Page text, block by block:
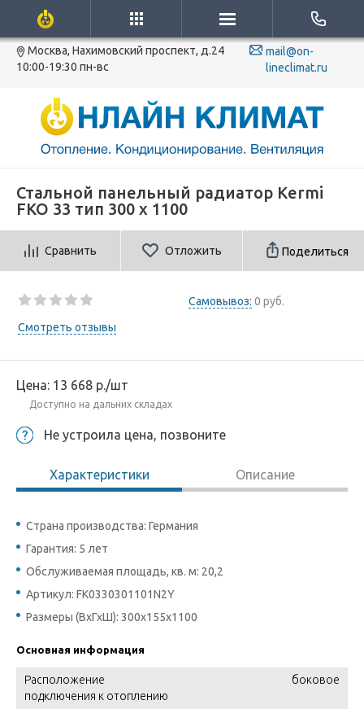
Москва, Нахимовский проспект, д.24
10:00-19:30 пн-вс
mail@on-
lineclimat.ru
Стальной панельный радиатор Kermi
FKO 33 тип 300 x 1100
Сравнить Отложить Поделиться
Самовывоз: 0 руб.
Смотреть отзывы
Цена: 13 668 р./шт
Доступно на дальних складах
Не устроила цена, позвоните
Характеристики Описание
Страна производства: Германия
Гарантия: 5 лет
Обслуживаемая площадь, кв. м: 20,2
Артикул: FK0330301101N2Y
Размеры (ВхГхШ): 300х155х1100
Основная информация
Расположение
подключения к отоплению
боковое